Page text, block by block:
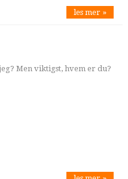
les mer »
Men viktigst, hvem er du?